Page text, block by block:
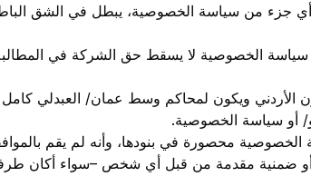
جزء من سياسة الخصوصية، يبطل في الشق
الخصوصية لا يسقط حق الشركة في المطالبة
الأردني ويكون لمحاكم وسط عمان/ العبدلي
أو سياسة الخصوصية.
محصورة في بنودها، وأنه لم يقم
و/أو ضمنية مقدمة من قبل أي شخص –سواء أكان